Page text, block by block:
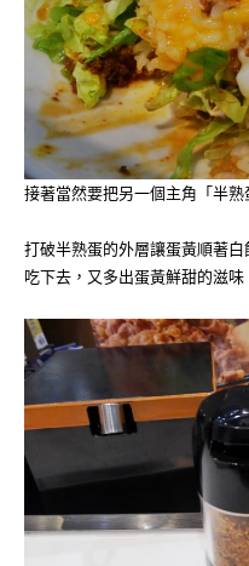
接著當然要把另一個主角「半
打破半熟蛋的外層讓蛋黃順著
吃下去，又多出蛋黃鮮甜的滋